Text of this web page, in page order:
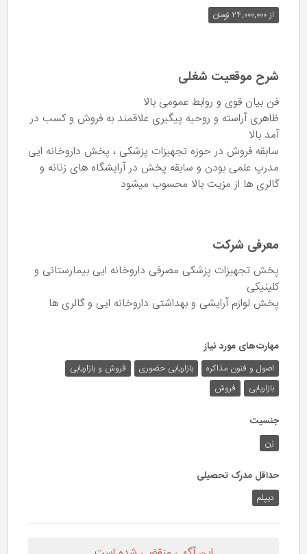
از ۲۴,۰۰۰,۰۰۰ تومان
شرح موقعیت شغلی
فن بیان قوی و روابط عمومی بالا
ظاهری آراسته و روحیه پیگیری علاقمند به فروش و کسب در
آمد بالا
سابقه فروش در حوزه تجهیزات پزشکی ، پخش داروخانه ایی
مدرپ علمی بودن و سابقه پخش در آرایشگاه های زنانه و
گالری ها از مزیت بالا محسوب میشود
معرفی شرکت
پخش تجهیزات پزشکی مصرفی داروخانه ایی بیمارستانی و
کلینیکی
پخش لوازم آرایشی و بهداشتی داروخانه ایی و گالری ها
مهارت‌های مورد نیاز
اصول و فنون مذاکره بازاریابی حضوری
فروش و بازاریابی
بازاریابی
فروش
جنسیت
زن
حداقل مدرک تحصیلی
دیپلم